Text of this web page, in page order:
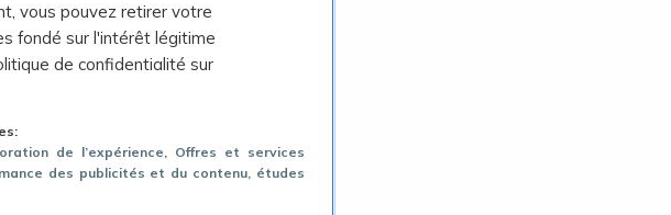
vous pouvez retirer votre
fondé sur l'intérêt légitime
de confidentialité sur
de l’expérience , Offres et services
des publicités et du contenu, études